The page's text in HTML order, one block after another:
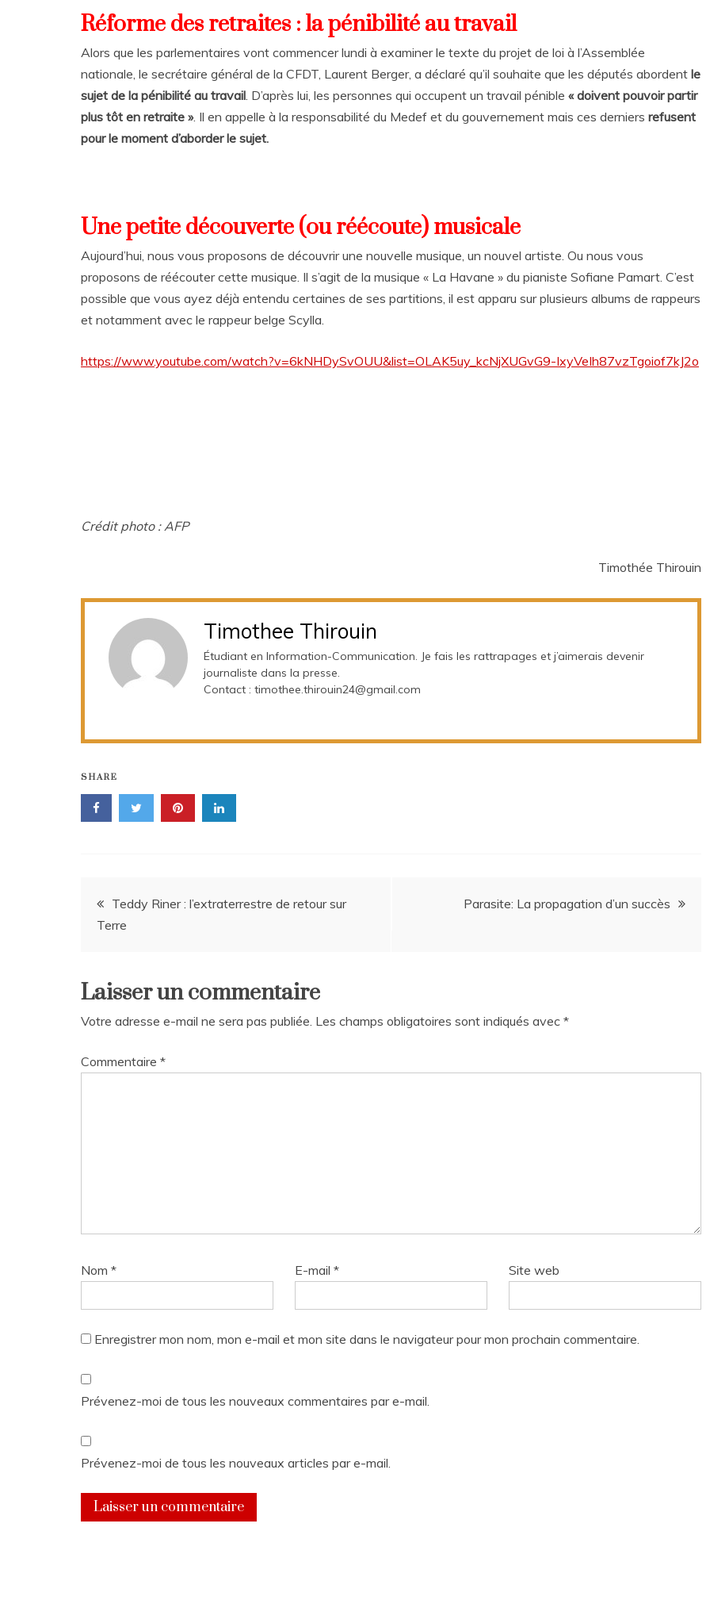
Réforme des retraites : la pénibilité au travail
Alors que les parlementaires vont commencer lundi à examiner le texte du projet de loi à l’Assemblée
nationale, le secrétaire général de la CFDT, Laurent Berger, a déclaré qu’il souhaite que les députés abordent le
sujet de la pénibilité au travail. D’après lui, les personnes qui occupent un travail pénible « doivent pouvoir partir
plus tôt en retraite ». Il en appelle à la responsabilité du Medef et du gouvernement mais ces derniers refusent
pour le moment d’aborder le sujet.
Une petite découverte (ou réécoute) musicale
Aujourd’hui, nous vous proposons de découvrir une nouvelle musique, un nouvel artiste. Ou nous vous
proposons de réécouter cette musique. Il s’agit de la musique « La Havane » du pianiste Sofiane Pamart. C’est
possible que vous ayez déjà entendu certaines de ses partitions, il est apparu sur plusieurs albums de rappeurs
et notamment avec le rappeur belge Scylla.
https://www.youtube.com/watch?v=6kNHDySvOUU&list=OLAK5uy_kcNjXUGvG9-IxyVeIh87vzTgoiof7kJ2o
Crédit photo : AFP
Timothée Thirouin
Timothee Thirouin
Étudiant en Information-Communication. Je fais les rattrapages et j’aimerais devenir
journaliste dans la presse.
Contact : timothee.thirouin24@gmail.com
SHARE
Navigation
de
l’article
Teddy Riner : l’extraterrestre de retour sur
Terre
Parasite: La propagation d’un succès
Laisser un commentaire
Votre adresse e-mail ne sera pas publiée. Les champs obligatoires sont indiqués avec *
Commentaire *
Nom * E-mail* Site web
Enregistrer mon nom, mon e-mail et mon site dans le navigateur pour mon prochain commentaire.
Prévenez-moi de tous les nouveaux commentaires par e-mail.
Prévenez-moi de tous les nouveaux articles par e-mail.